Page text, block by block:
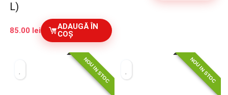
L)
85.00 lei
ADAUGĂ ÎN
COȘ
NOU IN STOC NOU IN STOC